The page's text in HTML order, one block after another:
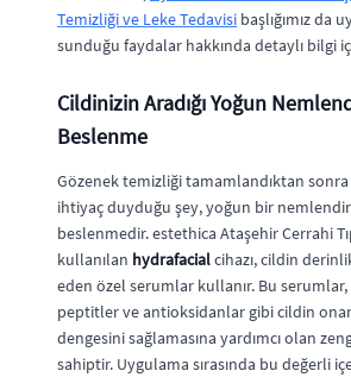
Temizliği ve Leke Tedavisi başlığımız da
sunduğu faydalar hakkında detaylı bilgi
Cildinizin Aradığı Yoğun
Beslenme
Gözenek temizliği tamamlandıktan
ihtiyaç duyduğu şey, yoğun bir
beslenmedir. estethica Ataşehir Cerrahi
kullanılan hydrafacialcihazı, cildin
eden özel serumlar kullanır. Bu
peptitler ve antioksidanlar gibi cildin
dengesini sağlamasına yardımcı olan
sahiptir. Uygulama sırasında bu değerli